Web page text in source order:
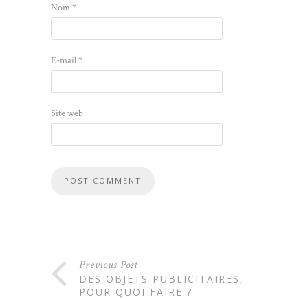
Nom*
E-mail*
Site web
Previous Post
DES OBJETS PUBLICITAIRES,
POUR QUOI FAIRE ?